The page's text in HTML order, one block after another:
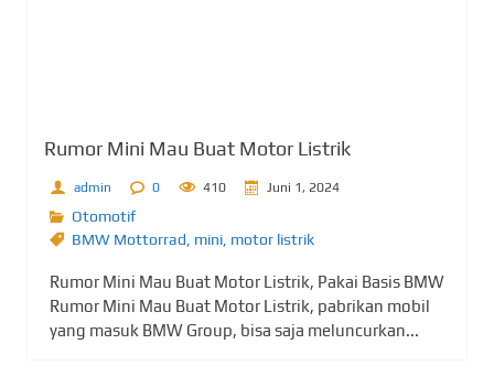
Rumor Mini Mau Buat Motor Listrik
admin 0 410 Juni 1, 2024
Otomotif
BMW Mottorrad, mini, motor listrik
Rumor Mini Mau Buat Motor Listrik, Pakai Basis BMW
Rumor Mini Mau Buat Motor Listrik, pabrikan mobil
yang masuk BMW Group, bisa saja meluncurkan...